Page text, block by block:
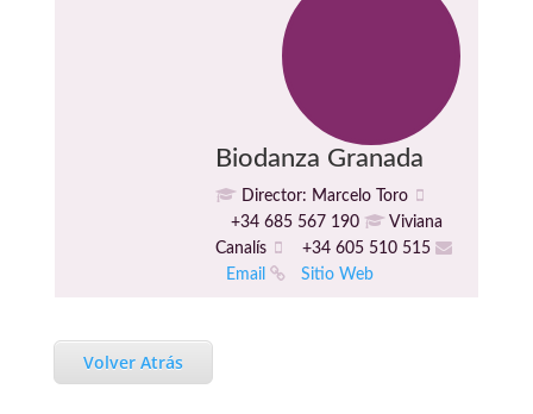
Biodanza Granada
Director: Marcelo Toro
+34 685 567 190
Viviana
Canalís
+34 605 510 515
Email
Sitio Web
Volver Atrás